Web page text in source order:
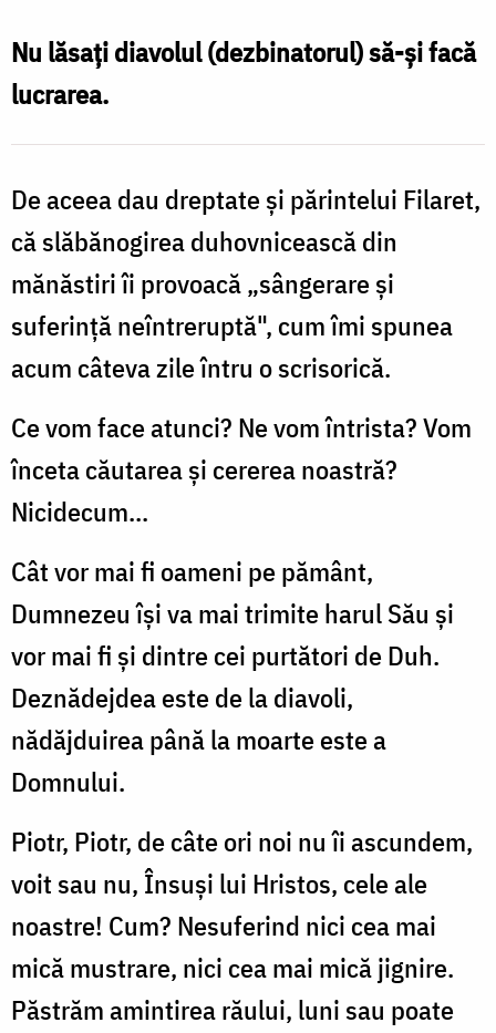
Zamfirescu
Nu lăsaţi diavolul (dezbinatorul) să-şi facă
lucrarea.
De aceea dau dreptate şi părintelui Filaret,
că slăbănogirea duhovnicească din
mănăstiri îi provoacă „sângerare şi
suferinţă neîntreruptă", cum îmi spunea
acum câteva zile întru o scrisorică.
Ce vom face atunci? Ne vom întrista? Vom
înceta căutarea şi cererea noastră?
Nicidecum...
Cât vor mai fi oameni pe pământ,
Dumnezeu îşi va mai trimite harul Său şi
vor mai fi şi dintre cei purtători de Duh.
Deznădejdea este de la diavoli,
nădăjduirea până la moarte este a
Domnului.
Piotr, Piotr, de câte ori noi nu îi ascundem,
voit sau nu, Însuşi lui Hristos, cele ale
noastre! Cum? Nesuferind nici cea mai
mică mustrare, nici cea mai mică jignire.
Păstrăm amintirea răului, luni sau poate